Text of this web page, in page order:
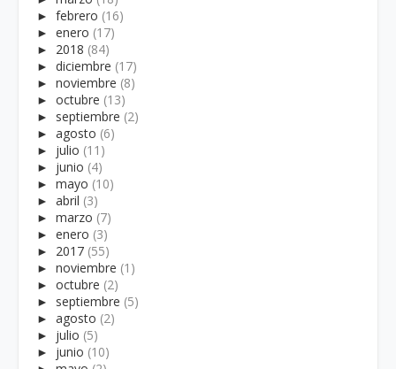
► febrero (16)
► enero (17)
► 2018 (84)
► diciembre (17)
► noviembre (8)
► octubre (13)
► septiembre (2)
► agosto (6)
► julio (11)
► junio (4)
► mayo (10)
► abril (3)
► marzo (7)
► enero (3)
► 2017 (55)
► noviembre (1)
► octubre (2)
► septiembre (5)
► agosto (2)
► julio (5)
► junio (10)